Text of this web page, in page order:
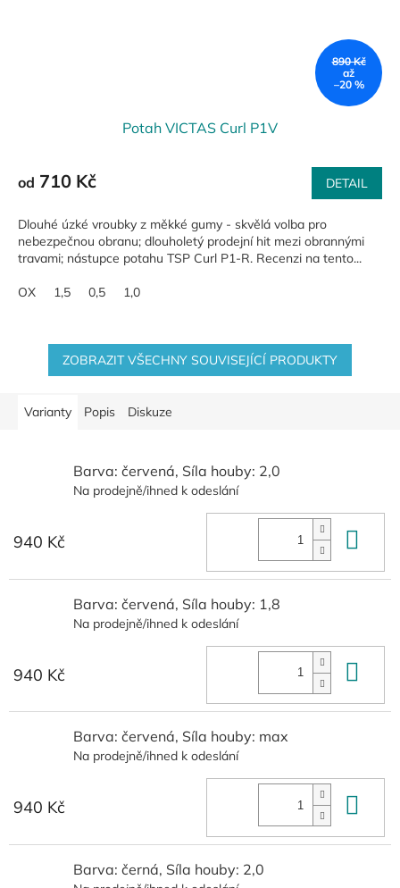
890 Kč
až
–20 %
Potah VICTAS Curl P1V
od 710 Kč DETAIL
Dlouhé úzké vroubky z měkké gumy - skvělá volba pro
nebezpečnou obranu; dlouholetý prodejní hit mezi obrannými
travami; nástupce potahu TSP Curl P1-R. Recenzi na tento...
OX 1,5 0,5 1,0
ZOBRAZIT VŠECHNY SOUVISEJÍCÍ PRODUKTY
Varianty Popis Diskuze
Barva: červená, Síla houby: 2,0
Na prodejně/ihned k odeslání
940 Kč
Barva: červená, Síla houby: 1,8
Na prodejně/ihned k odeslání
940 Kč
Barva: červená, Síla houby: max
Na prodejně/ihned k odeslání
940 Kč
Barva: černá, Síla houby: 2,0